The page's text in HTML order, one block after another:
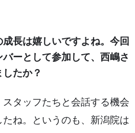
長は嬉しいですよね。今回
ーとして参加して、西嶋さ
たか？
タッフたちと会話する機会
ね。というのも、新潟院は